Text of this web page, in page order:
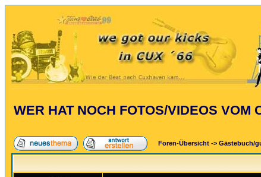
WER HAT NOCH FOTOS/VIDEOS VOM
Foren-Übersicht -> Gästebuch/